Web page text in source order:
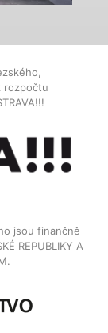
rozpočtu
jsou finančně
REPUBLIKY A